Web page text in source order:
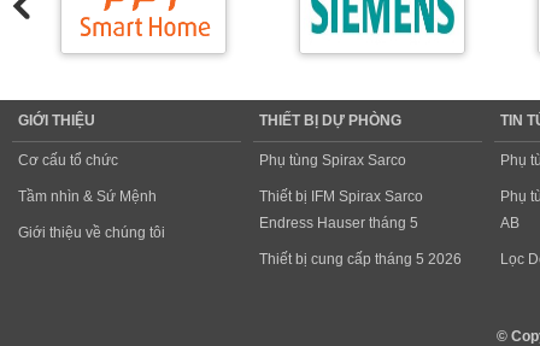
GIỚI THIỆU
Cơ cấu tổ chức
Tầm nhìn & Sứ Mệnh
Giới thiệu về chúng tôi
THIẾT BỊ DỰ PHÒNG
Phụ tùng Spirax Sarco
Thiết bị IFM Spirax Sarco
Endress Hauser tháng 5
Thiết bị cung cấp tháng 5 2026
TIN
Phụ
Phụ
AB
Lọc
©